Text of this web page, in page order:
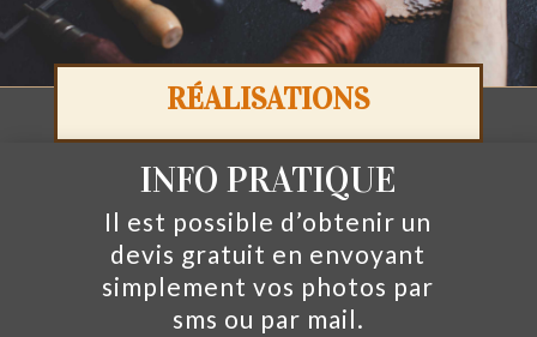
RÉALISATIONS
INFO PRATIQUE
Il est possible d’obtenir un
devis gratuit en envoyant
simplement vos photos par
sms ou par mail.